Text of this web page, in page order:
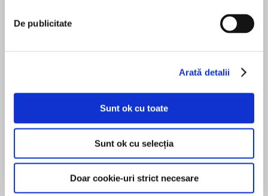
De publicitate
Arată detalii
Sunt ok cu toate
Sunt ok cu selecția
Doar cookie-uri strict necesare
YORKUL DIN ZILELE NOASTRE?
DE LA UN SENATOR LA O SCLAVĂ, DE LA UN
LA SPĂLĂTORESE – ȘI, PETRECÂND CÂTE O
DESCOPERIM DETALII FASCINANTE ALE VIEȚII
Traducere de Gabriel Tudor
Editura Litera
ISBN 9786303421841
În acest moment nu există recenzii
Philip Matyszak